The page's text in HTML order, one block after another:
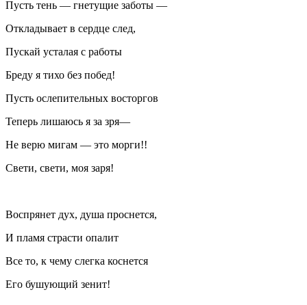
Пусть тень — гнетущие заботы —
Откладывает в сердце след,
Пускай усталая с работы
Бреду я тихо без побед!
Пусть ослепительных восторгов
Теперь лишаюсь я за зря—
Не верю мигам — это морги!!
Свети, свети, моя заря!
Воспрянет дух, душа проснется,
И пламя страсти опалит
Все то, к чему слегка коснется
Его бушующий зенит!